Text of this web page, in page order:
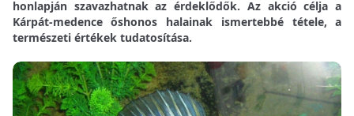
honlapján szavazhatnak az érdeklődők. Az akció célja a
Kárpát-medence őshonos halainak ismertebbé tétele, a
természeti értékek tudatosítása.